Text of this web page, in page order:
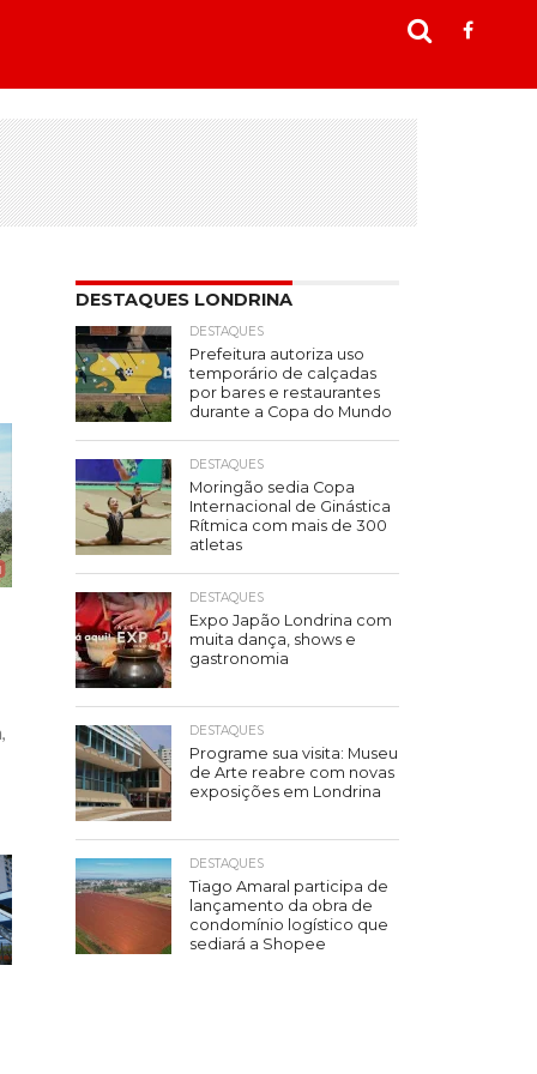
DESTAQUES LONDRINA
DESTAQUES
Prefeitura autoriza uso
temporário de calçadas
por bares e restaurantes
durante a Copa do Mundo
DESTAQUES
Moringão sedia Copa
Internacional de Ginástica
Rítmica com mais de 300
atletas
DESTAQUES
Expo Japão Londrina com
muita dança, shows e
gastronomia
DESTAQUES
Programe sua visita: Museu
de Arte reabre com novas
exposições em Londrina
DESTAQUES
Tiago Amaral participa de
lançamento da obra de
condomínio logístico que
sediará a Shopee